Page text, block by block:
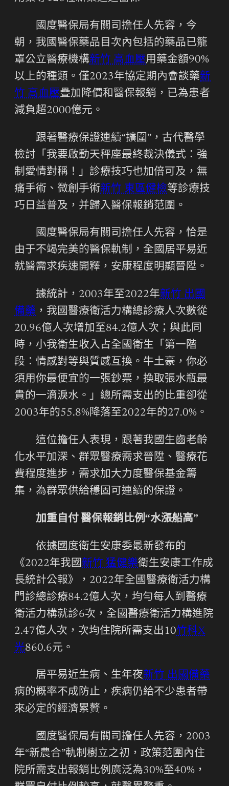
國度醫保局有關司擔任人先容，今
朝，我國醫保藥品目次內包括的藥品已籠
罩公立醫療機構新竹 高血壓用藥金額90%
以上的種類。僅2023年協定期內會談藥新
竹 高血壓疊加降價和醫保報銷，已為患者
減負超2000億元。
跟著醫療保證連續“擴圍”，古代醫學
檢討「我要啟動天秤座最終裁決儀式：強
制愛情對稱！」診療技巧也加倍可及，無
痛手術、微創手術新竹 東區健檢等診療技
巧日益普及，并歸入醫保報銷范圍。
國度醫保局有關司擔任人先容，恰是
由于不竭完美的醫保軌制，全國居平易近
就醫需求疾速開釋，安康程度明顯晉陞。
據統計，2003年至2022年新竹 出國
備藥 ，我國醫療衛活力構總診療人次數從
20.96億人次增加至84.2億人次；與此同
時，小我衛生收入占全國衛生「第一階
段：情感對等與質感互換。牛土豪，你必
須用你最便宜的一張鈔票，換取張水瓶最
貴的一滴淚水。」總所需支出的比重卻從
2003年的55.8%降落至2022年的27.0%。
這位擔任人表現，跟著我國生齒老齡
化水平加深、群眾醫療需求晉陞、醫療花
費程度進步，需求加大力度醫保基金籌
集，為群眾供給穩固可連續的保證。
加重自付 醫保報銷比例“水漲船高”
依據國度衛生安康委最新發布的
《2022年我國新竹 猛健樂衛生安康工作成
長統計公報》，2022年全國醫療衛活力構
門診總診療84.2億人次，均勻每人到醫療
衛活力構就診6次，全國醫療衛活力構進院
2.47億人次，次均住院所需支出10竹科X
光860.6元。
居平易近生病、生年夜新竹 出國備藥
病的概率不成防止，疾病仍給不少患者帶
來必定的經濟累贅。
國度醫保局有關司擔任人先容，2003
年“新農合”軌制樹立之初，政策范圍內住
院所需支出報銷比例廣泛為30%至40%，